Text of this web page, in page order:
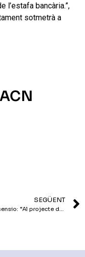
l’estafa bancària.”,
sotmetrà a
SEGÜENT
Jorge Asensio: “Al projecte de l’any que ve continuarà qui hi vulgui estar”